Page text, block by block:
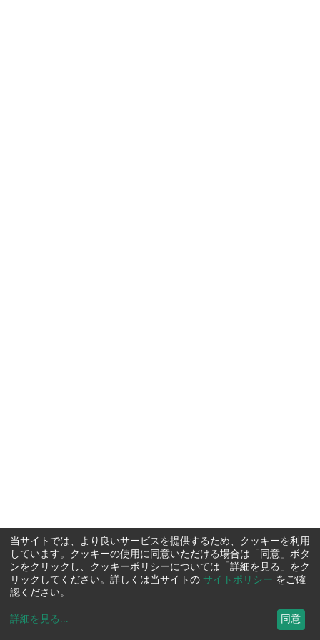
当サイトでは、より良いサービスを提供するため、クッキーを利用
しています。クッキーの使用に同意いただける場合は「同意」ボタ
ンをクリックし、クッキーポリシーについては「詳細を見る」をク
リックしてください。詳しくは当サイトの サイトポリシー をご確
認ください。
詳細を見る ... 同意